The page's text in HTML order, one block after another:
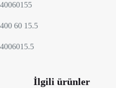
40060155
400 60 15.5
4006015.5
İlgili ürünler